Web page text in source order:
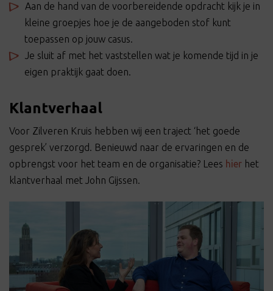
Aan de hand van de voorbereidende opdracht kijk je in
kleine groepjes hoe je de aangeboden stof kunt
toepassen op jouw casus.
Je sluit af met het vaststellen wat je komende tijd in je
eigen praktijk gaat doen.
Klantverhaal
Voor Zilveren Kruis hebben wij een traject ‘het goede
gesprek’ verzorgd. Benieuwd naar de ervaringen en de
opbrengst voor het team en de organisatie? Lees hier het
klantverhaal met John Gijssen.